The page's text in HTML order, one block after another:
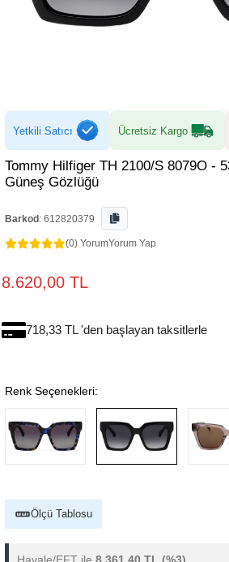
Yetkili Satıcı Ücretsiz Kargo
Tommy Hilfiger TH 2100/S 8079O -
Güneş Gözlüğü
Barkod : 612820379
(0) YorumYorum Yap
8.620,00 TL
718,33 TL 'den başlayan taksitlerle
Renk Seçenekleri:
Ölçü Tablosu